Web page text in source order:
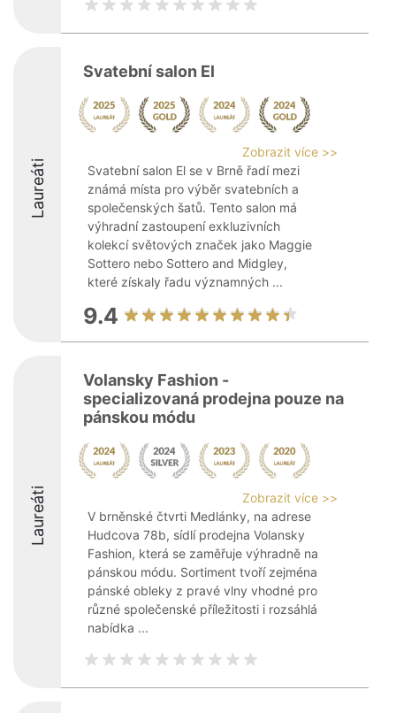
Laureáti
Svatební salon El
Zobrazit více >>
Svatební salon El se v Brně řadí mezi
známá místa pro výběr svatebních a
společenských šatů. Tento salon má
výhradní zastoupení exkluzivních
kolekcí světových značek jako Maggie
Sottero nebo Sottero and Midgley,
které získaly řadu významných ...
9.4
Laureáti
Volansky Fashion -
specializovaná prodejna pouze na
pánskou módu
Zobrazit více >>
V brněnské čtvrti Medlánky, na adrese
Hudcova 78b, sídlí prodejna Volansky
Fashion, která se zaměřuje výhradně na
pánskou módu. Sortiment tvoří zejména
pánské obleky z pravé vlny vhodné pro
různé společenské příležitosti i rozsáhlá
nabídka ...